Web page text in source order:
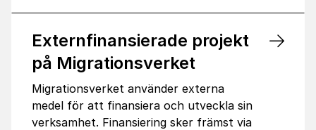
Externfinansierade projekt
på Migrationsverket
Migrationsverket använder externa
medel för att finansiera och utveckla sin
verksamhet. Finansiering sker främst via